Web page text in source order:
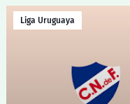
Liga Uruguaya